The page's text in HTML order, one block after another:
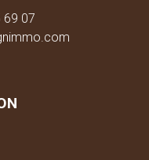
69 07